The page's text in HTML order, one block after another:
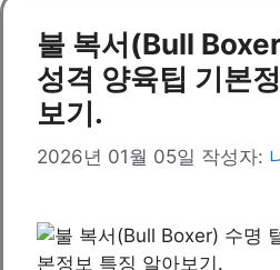
불 복서(Bull
성격 양육팁 기본
보기.
2026년 01월 05일 작성자: